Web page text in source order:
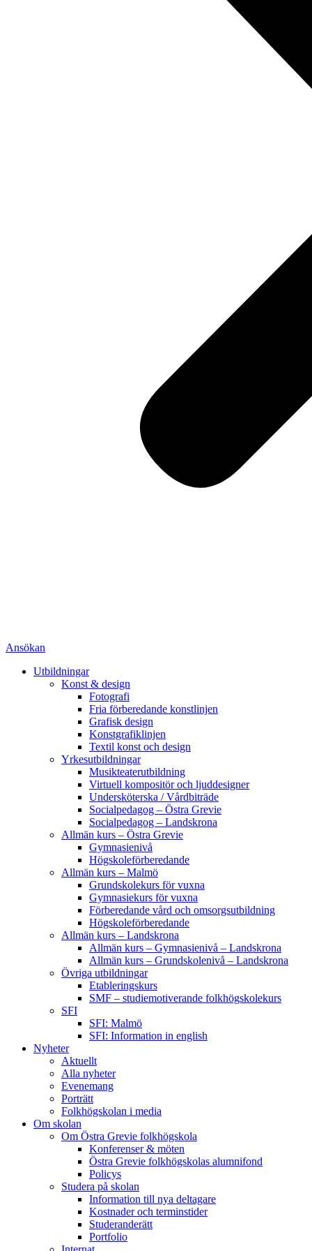
Ansökan
Utbildningar
Konst & design
Fotografi
Fria förberedande konstlinjen
Grafisk design
Konstgrafiklinjen
Textil konst och design
Yrkesutbildningar
Musikteaterutbildning
Virtuell kompositör och ljuddesigner
Undersköterska / Vårdbiträde
Socialpedagog – Östra Grevie
Socialpedagog – Landskrona
Allmän kurs – Östra Grevie
Gymnasienivå
Högskoleförberedande
Allmän kurs – Malmö
Grundskolekurs för vuxna
Gymnasiekurs för vuxna
Förberedande vård och omsorgsutbildning
Högskoleförberedande
Allmän kurs – Landskrona
Allmän kurs – Gymnasienivå – Landskrona
Allmän kurs – Grundskolenivå – Landskrona
Övriga utbildningar
Etableringskurs
SMF – studiemotiverande folkhögskolekurs
SFI
SFI: Malmö
SFI: Information in english
Nyheter
Aktuellt
Alla nyheter
Evenemang
Porträtt
Folkhögskolan i media
Om skolan
Om Östra Grevie folkhögskola
Konferenser & möten
Östra Grevie folkhögskolas alumnifond
Policys
Studera på skolan
Information till nya deltagare
Kostnader och terminstider
Studeranderätt
Portfolio